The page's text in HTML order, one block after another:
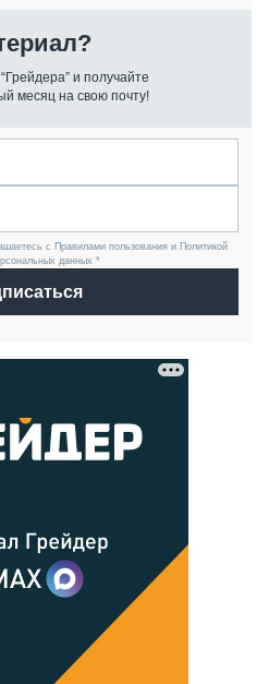
и получайте
месяц на свою почту!
с Правилами пользования и Политикой
данных *